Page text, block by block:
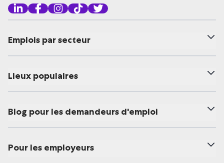
Emplois par secteur
Lieux populaires
Blog pour les demandeurs d'emploi
Pour les employeurs